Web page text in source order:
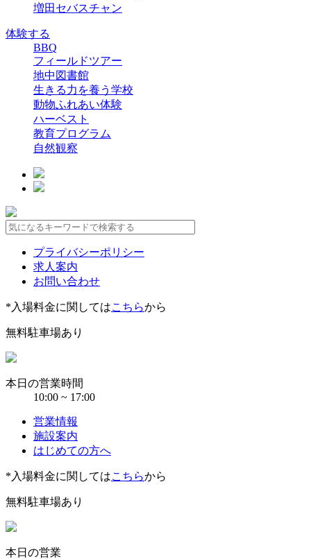
増田セバスチャン
体験する
BBQ
フィールドツアー
地中図書館
生きる力を養う学校
動物ふれあい体験
ハーベスト
教育プログラム
自然観察
プライバシーポリシー
求人案内
お問い合わせ
*入場料金に関してはこちらから
無料駐車場あり
本日の営業時間
10:00 ~ 17:00
営業情報
施設案内
はじめての方へ
*入場料金に関してはこちらから
無料駐車場あり
本日の営業